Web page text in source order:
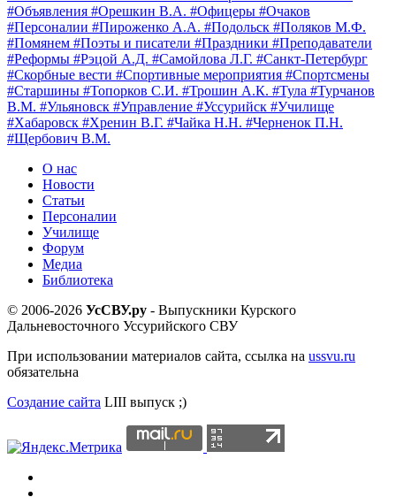
#Объявления #Орешкин В.А. #Офицеры #Очаков
#Персоналии #Пироженко А.А. #Подольск #Поляков М.Ф.
#Помянем #Поэты и писатели #Праздники #Преподаватели
#Реформы #Рэцой А.Д. #Самойлова Л.Г. #Санкт-Петербург
#Скорбные вести #Спортивные мероприятия #Спортсмены
#Старшины #Топорков С.И. #Трошин А.К. #Тула #Турчанов
В.М. #Ульяновск #Управление #Уссурийск #Училище
#Хабаровск #Хренин В.Г. #Чайка Н.Н. #Черненок П.Н.
#Щербович В.М.
О нас
Новости
Статьи
Персоналии
Училище
Форум
Медиа
Библиотека
© 2006-2026 УсСВУ.ру - Выпускники Курского
Дальневосточного Уссурийского СВУ
При использовании материалов сайта, ссылка на ussvu.ru
обязательна
Создание сайта LIII выпуск ;)